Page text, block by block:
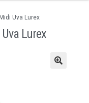
Uva Lurex
Lurex